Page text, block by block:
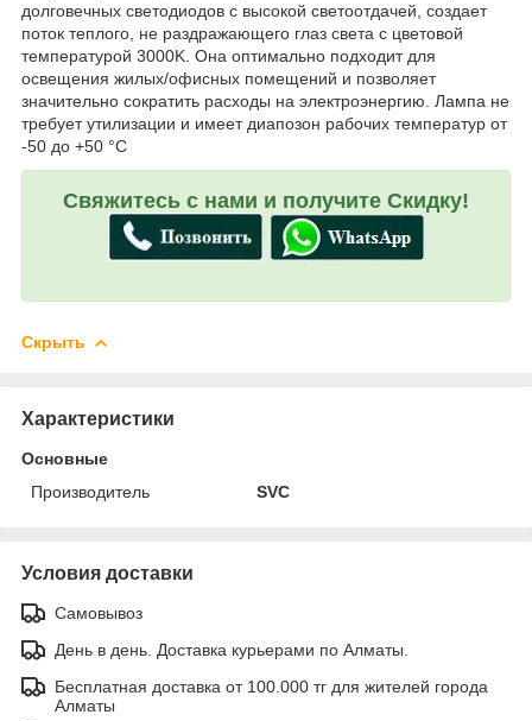
долговечных светодиодов с высокой светоотдачей, создает
поток теплого, не раздражающего глаз света с цветовой
температурой 3000K. Она оптимально подходит для
освещения жилых/офисных помещений и позволяет
значительно сократить расходы на электроэнергию. Лампа не
требует утилизации и имеет диапозон рабочих температур от
-50 до +50 °C
Свяжитесь с нами и получите Скидку!
Скрыть
Характеристики
Основные
Производитель
SVC
Условия доставки
Самовывоз
День в день. Доставка курьерами по Алматы.
Бесплатная доставка от 100.000 тг для жителей города
Алматы